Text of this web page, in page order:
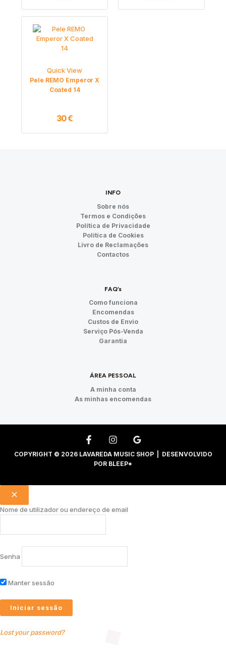
Quick View
Pele REMO Emperor X
Coated 14
30€
INFO
Sobre nós
Termos e Condições
Política de Privacidade
Política de Cookies
Livro de Reclamações
Contactos
FAQ’s
Como funciona
Encomendas
Custos de Envio
Serviço Pós-Venda
Garantia
ÁREA PESSOAL
A minha conta
As minhas encomendas
COPYRIGHT © 2026 LAVAREDA MUSIC SHOP | DESENVOLVIDO
POR BLEEP*
Nome de utilizador ou endereço de email
Senha
Manter sessão
Lost your password?